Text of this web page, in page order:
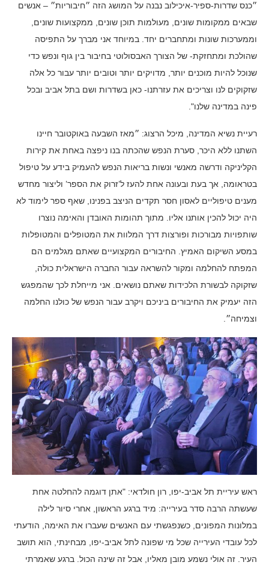
״כנס שדרות-ספיר-איכילוב נבנה על המושג הזה ״חיבוריות״ – אנשים
שבאים ממקומות שונים, מעולמות תוכן שונים, ממקצועות שונים,
וממערכות שונות ומתחברים יחד. במיוחד אני מברך על התפיסה
שהולכת ומתחזקת- של הצורך האבסולוטי בחיבור בין גוף ונפש כדי
שנוכל להיות מוכנים יותר, מדויקים יותר וטובים יותר עבור כל אלה
שזקוקים לנו וצריכים את עזרתנו- כאן בשדרות ושם בתל אביב ובכל
פינה במדינה שלנו".
רעיית נשיא המדינה, מיכל הרצוג: ״מאז השבעה באוקטובר חיינו
השתנו ללא היכר, סערת הנפש שהכתה בנו ניפצה באחת את קירות
הקליניקה ודרשה מאנשי ונשות בריאות הנפש להעמיק בידע על טיפול
בטראומה, אך בעת ובעונה אחת להעז ל’זרוק את הספר’ וליצור מחדש
מענים טיפוליים לאסון חסר תקדים הניצב בפנינו, שאף ספר לימוד לא
היה יכול להכין אותנו אליו. מתוך תהומות האובדן והאימה נוצרו
שותפויות מבורכות ופורצות דרך המלוות את המטופלים והמטופלות
במסע השיקום האמיץ. החיבורים המקצועיים שאתם מגלמים הם
המפתח להחלמה ומקור להשראה עבור החברה הישראלית כולה,
שזקוקה לבשורת הלכידות שאתם נושאים. אני מייחלת לכך שהמפגש
הזה יעמיק את החיבורים ביניכם ויקרב עבור הנפש של כולנו החלמה
וצמיחה״.
ראש עיריית תל אביב-יפו, רון חולדאי: "אתן דוגמה להחלטה אחת
שעשתה הרבה סדר בעירייה: מיד ברגע הראשון, אחרי סיור לילה
במלונות המפונים, כשנפגשתי עם האנשים שעברו את האימה, הודעתי
לכל עובדי העירייה שכל מי שפונה לתל אביב-יפו, מבחינתי, הוא תושב
העיר. זה אולי נשמע מובן מאליו, אבל זה שינה הכול. ברגע שאמרתי